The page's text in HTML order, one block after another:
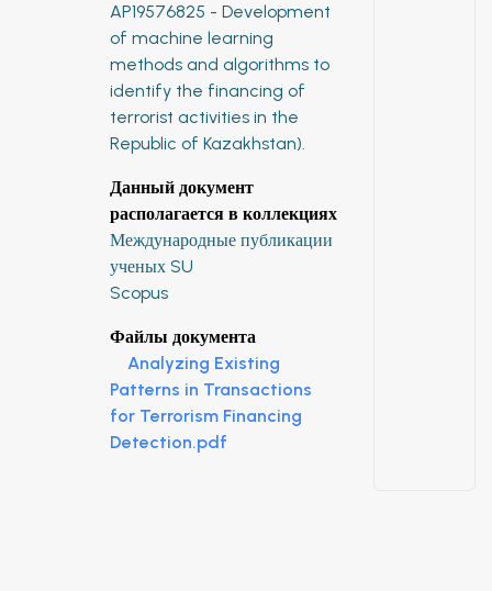
AP19576825 - Development
of machine learning
methods and algorithms to
identify the financing of
terrorist activities in the
Republic of Kazakhstan).
Данный документ
располагается в коллекциях
Международные публикации
ученых SU
Scopus
Файлы документа
Analyzing Existing
Patterns in Transactions
for Terrorism Financing
Detection.pdf